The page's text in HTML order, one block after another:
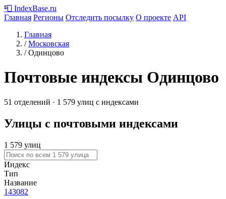
📮 IndexBase.ru
Главная Регионы Отследить посылку О проекте API
Главная
/ Московская
/ Одинцово
Почтовые индексы Одинцово
51 отделений · 1 579 улиц с индексами
Улицы с почтовыми индексами
1 579 улиц
Индекс
Тип
Название
143082